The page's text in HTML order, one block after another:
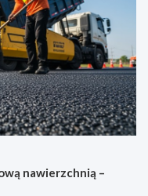
nawierzchnią –